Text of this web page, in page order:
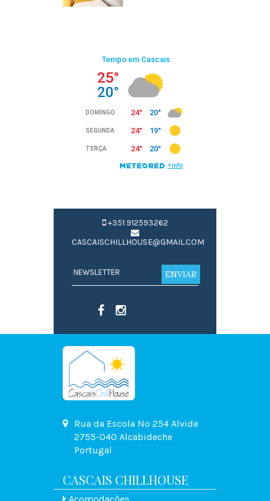
+351 912593262
CASCAISCHILLHOUSE@GMAIL.COM
ENVIAR
Rua da Escola Nº 254 Alvide
2755-040 Alcabideche
Portugal
CASCAIS CHILLHOUSE